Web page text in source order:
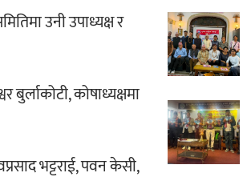
उनी उपाध्यक्ष र
बुर्लाकोटी, कोषाध्यक्षमा
भट्टराई, पवन केसी,